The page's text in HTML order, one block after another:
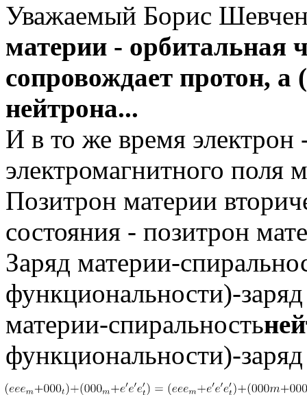
Уважаемый Борис
материи - орбитальная
сопровождает протон, а
нейтрона...
И в то же время электрон
электромагнитного поля
Позитрон материи
состояния - позитрон
Заряд материи-
функциональности)-заряд
материи-спиральность
функциональности)-